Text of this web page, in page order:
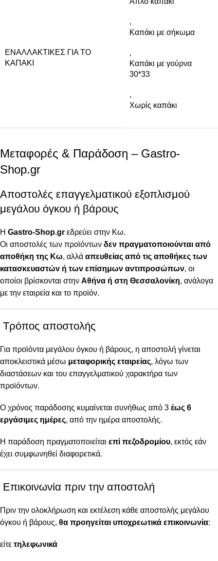
EΝΑΛΛΑΚΤΙΚΈΣ ΓΙΑ ΤΟ
ΚΑΠΆΚΙ
,
Kαπάκι με σήκωμα
,
Kαπάκι με γούρνα
30*33
,
Xωρίς καπάκι
Μεταφορές & Παράδοση – Gastro-
Shop.gr
Αποστολές επαγγελματικού εξοπλισμού
μεγάλου όγκου ή βάρους
Η Gastro-Shop.gr εδρεύει στην Κω.
Οι αποστολές των προϊόντων δεν πραγματοποιούνται από
αποθήκη της Κω, αλλά απευθείας από τις αποθήκες των
κατασκευαστών ή των επίσημων αντιπροσώπων, οι
οποίοι βρίσκονται στην Αθήνα ή στη Θεσσαλονίκη, ανάλογα
με την εταιρεία και το προϊόν.
Τρόπος αποστολής
Για προϊόντα μεγάλου όγκου ή βάρους, η αποστολή γίνεται
αποκλειστικά μέσω μεταφορικής εταιρείας, λόγω των
διαστάσεων και του επαγγελματικού χαρακτήρα των
προϊόντων.
Ο χρόνος παράδοσης κυμαίνεται συνήθως από 3 έως 6
εργάσιμες ημέρες, από την ημέρα αποστολής.
Η παράδοση πραγματοποιείται επί πεζοδρομίου, εκτός εάν
έχει συμφωνηθεί διαφορετικά.
Επικοινωνία πριν την αποστολή
Πριν την ολοκλήρωση και εκτέλεση κάθε αποστολής μεγάλου
όγκου ή βάρους, θα προηγείται υποχρεωτικά επικοινωνία:
είτε τηλεφωνικά